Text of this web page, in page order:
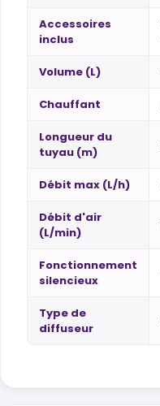
Accessoires
inclus
Volume (L)
Chauffant
Longueur du
tuyau (m)
Débit max (L/h)
Débit d'air
(L/min)
Fonctionnement
silencieux
Type de
diffuseur